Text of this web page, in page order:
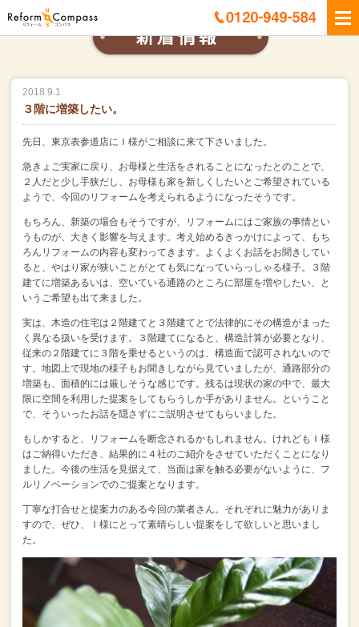
2018.9.1
３階に増築したい。
先日、東京表参道店にＩ様がご相談に来て下さいました。
急きょご実家に戻り、お母様と生活をされることになったとのことで、
２人だと少し手狭だし、お母様も家を新しくしたいとご希望されている
ようで、 今回のリフォームを考えられるようになったそうです。
もちろん、新築の場合もそうですが、
リフォームにはご家族の事情とい
うものが、大きく影響を与えます。 考え始めるきっかけによって、もち
ろんリフォームの内容も変わってきます。 よくよくお話をお聞きしてい
ると、 やはり家が狭いことがとても気になっていらっしゃる様子。
３階
建てに増築あるいは、空いている通路のところに部屋を増やしたい、
と
いうご希望も出て来ました。
実は、木造の住宅は２階建てと３階建てとで法律的にその構造がまった
く異なる扱いを受けます。
３階建てになると、構造計算が必要となり、
従来の２階建てに３階を乗せるというのは、構造面で認可されないので
す。 地図上で現地の様子もお聞きしながら見ていましたが、 通路部分の
増築も、面積的には厳しそうな感じです。 残るは現状の家の中で、最大
限に空間を利用した提案をしてもらうしか手がありません。
ということ
で、そういったお話を隠さずにご説明させてもらいました。
もしかすると、リフォームを断念されるかもしれません。 けれどもＩ様
はご納得いただき、結果的に４社のご紹介をさせていただくことになり
ました。 今後の生活を見据えて、当面は家を触る必要がないように、 フ
ルリノベーションでのご提案となります。
丁寧な打合せと提案力のある今回の業者さん。 それぞれに魅力がありま
すので、 ぜひ、Ｉ様にとって素晴らしい提案をして欲しいと思いまし
た。